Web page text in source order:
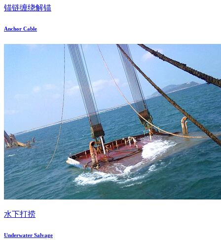
锚链缠绕解锚
Anchor Cable
水下打捞
Underwater Salvage